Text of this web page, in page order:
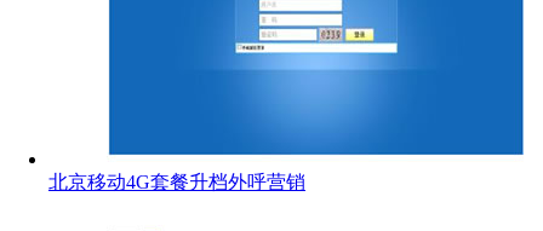
北京移动4G套餐升档外呼营销